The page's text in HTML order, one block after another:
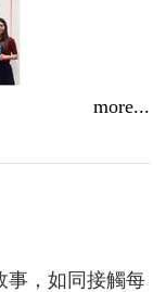
more...
事，如同接觸每